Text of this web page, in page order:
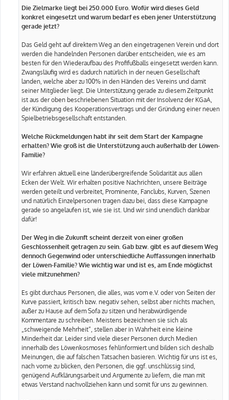
Die Zielmarke liegt bei 250.000 Euro. Wofür wird dieses Geld
konkret eingesetzt und warum bedarf es eben jener Unterstützung
gerade jetzt?
Das Geld geht auf direktem Weg an den eingetragenen Verein und dort
werden die handelnden Personen darüber entscheiden, wie es am
besten für den Wiederaufbau des Profifußballs eingesetzt werden kann.
Zwangsläufig wird es dadurch natürlich in der neuen Gesellschaft
landen, welche aber zu 100% in den Händen des Vereins und damit
seiner Mitglieder liegt. Die Unterstützung gerade zu diesem Zeitpunkt
ist aus der oben beschriebenen Situation mit der Insolvenz der KGaA,
der Kündigung des Kooperationsvertrags und der Gründung einer neuen
Spielbetriebsgesellschaft entstanden.
Welche Rückmeldungen habt ihr seit dem Start der Kampagne
erhalten? Wie groß ist die Unterstützung auch außerhalb der Löwen-
Familie?
Wir erfahren aktuell eine länderübergreifende Solidarität aus allen
Ecken der Welt. Wir erhalten positive Nachrichten, unsere Beiträge
werden geteilt und verbreitet, Prominente, Fanclubs, Kurven, Szenen
und natürlich Einzelpersonen tragen dazu bei, dass diese Kampagne
gerade so angelaufen ist, wie sie ist. Und wir sind unendlich dankbar
dafür!
Der Weg in die Zukunft scheint derzeit von einer großen
Geschlossenheit getragen zu sein. Gab bzw. gibt es auf diesem Weg
dennoch Gegenwind oder unterschiedliche Auffassungen innerhalb
der Löwen-Familie? Wie wichtig war und ist es, am Ende möglichst
viele mitzunehmen?
Es gibt durchaus Personen, die alles, was vom e.V. oder von Seiten der
Kurve passiert, kritisch bzw. negativ sehen, selbst aber nichts machen,
außer zu Hause auf dem Sofa zu sitzen und herabwürdigende
Kommentare zu schreiben. Meistens bezeichnen sie sich als
„schweigende Mehrheit“, stellen aber in Wahrheit eine kleine
Minderheit dar. Leider sind viele dieser Personen durch Medien
innerhalb des Löwenkosmoses fehlinformiert und bilden sich deshalb
Meinungen, die auf falschen Tatsachen basieren. Wichtig für uns ist es,
nach vorne zu blicken, den Personen, die ggf. unschlüssig sind,
genügend Aufklärungsarbeit und Argumente zu liefern, die man mit
etwas Verstand nachvollziehen kann und somit für uns zu gewinnen.